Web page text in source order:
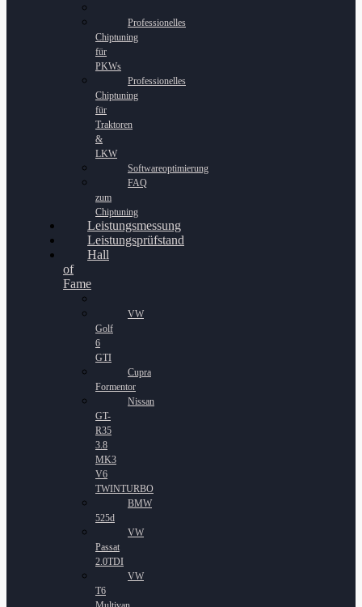
Professionelles
Chiptuning
für
PKWs
Professionelles
Chiptuning
für
Traktoren
&
LKW
Softwareoptimierung
FAQ
zum
Chiptuning
Leistungsmessung
Leistungsprüfstand
Hall
of
Fame
VW
Golf
6
GTI
Cupra
Formentor
Nissan
GT-
R35
3.8
MK3
V6
TWINTURBO
BMW
525d
VW
Passat
2.0TDI
VW
T6